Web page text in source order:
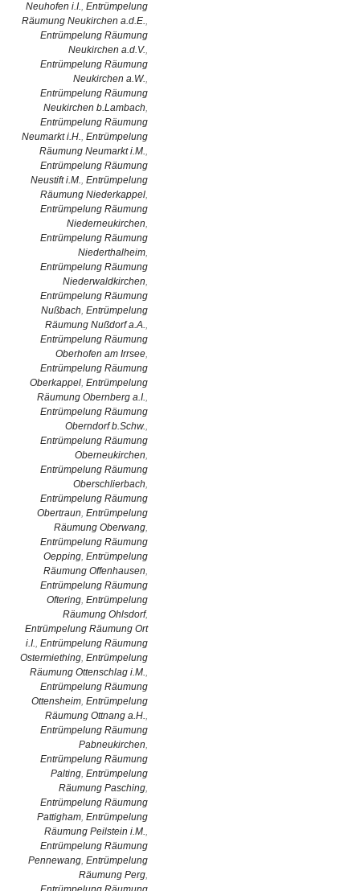
Neuhofen i.I., Entrümpelung
Räumung Neukirchen a.d.E.,
Entrümpelung Räumung
Neukirchen a.d.V.,
Entrümpelung Räumung
Neukirchen a.W.,
Entrümpelung Räumung
Neukirchen b.Lambach,
Entrümpelung Räumung
Neumarkt i.H., Entrümpelung
Räumung Neumarkt i.M.,
Entrümpelung Räumung
Neustift i.M., Entrümpelung
Räumung Niederkappel,
Entrümpelung Räumung
Niederneukirchen,
Entrümpelung Räumung
Niederthalheim,
Entrümpelung Räumung
Niederwaldkirchen,
Entrümpelung Räumung
Nußbach, Entrümpelung
Räumung Nußdorf a.A.,
Entrümpelung Räumung
Oberhofen am Irrsee,
Entrümpelung Räumung
Oberkappel, Entrümpelung
Räumung Obernberg a.I.,
Entrümpelung Räumung
Oberndorf b.Schw.,
Entrümpelung Räumung
Oberneukirchen,
Entrümpelung Räumung
Oberschlierbach,
Entrümpelung Räumung
Obertraun, Entrümpelung
Räumung Oberwang,
Entrümpelung Räumung
Oepping, Entrümpelung
Räumung Offenhausen,
Entrümpelung Räumung
Oftering, Entrümpelung
Räumung Ohlsdorf,
Entrümpelung Räumung Ort
i.I., Entrümpelung Räumung
Ostermiething, Entrümpelung
Räumung Ottenschlag i.M.,
Entrümpelung Räumung
Ottensheim, Entrümpelung
Räumung Ottnang a.H.,
Entrümpelung Räumung
Pabneukirchen,
Entrümpelung Räumung
Palting, Entrümpelung
Räumung Pasching,
Entrümpelung Räumung
Pattigham, Entrümpelung
Räumung Peilstein i.M.,
Entrümpelung Räumung
Pennewang, Entrümpelung
Räumung Perg,